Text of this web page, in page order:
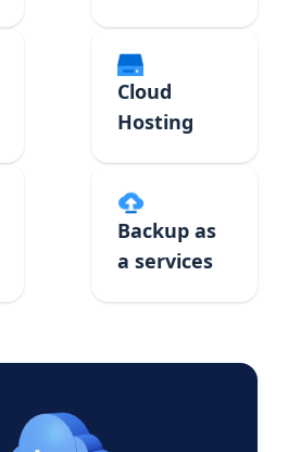
Cloud
Hosting
Backup as
a services